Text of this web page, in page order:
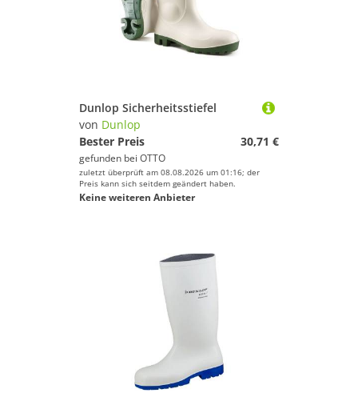
Dunlop Sicherheitsstiefel
von Dunlop
Bester Preis
30,71 €
gefunden bei OTTO
zuletzt überprüft am 08.08.2026 um 01:16; der
Preis kann sich seitdem geändert haben.
Keine weiteren Anbieter